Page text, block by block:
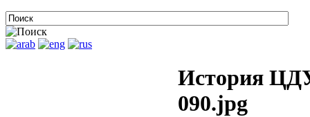
История
090.jpg